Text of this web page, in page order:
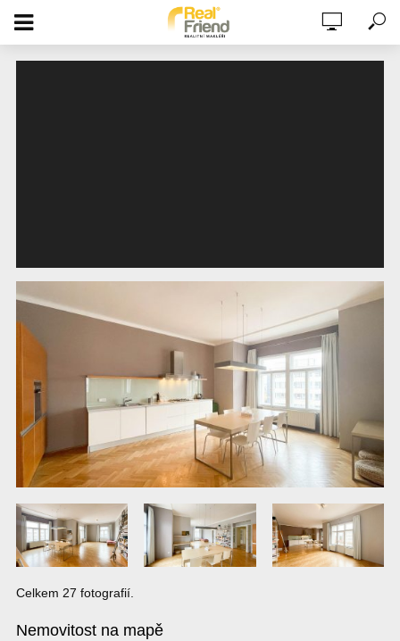
PRONÁJEM ZAŘÍZENÉHO BYTU 3+KK,
120M2, BALKON, 2X KOMORA, 4. PATRO,
RAISOVA ULICE, BUBENEČ, PRAHA 6
Celkem 27 fotografií.
Nemovitost na mapě